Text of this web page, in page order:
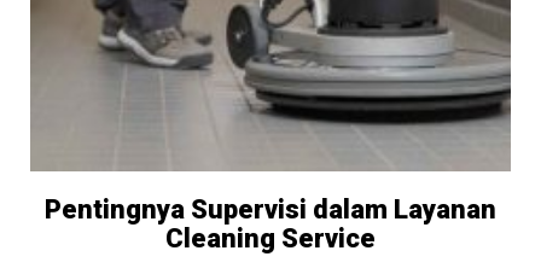
Pentingnya Supervisi dalam Layanan
Cleaning Service